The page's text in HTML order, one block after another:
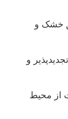
خشک و
و
از محیط